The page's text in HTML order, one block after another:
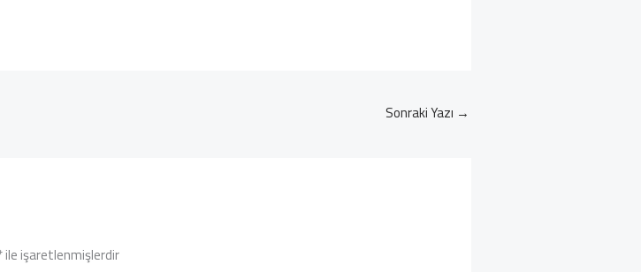
Sonraki Yazı →
ile işaretlenmişlerdir